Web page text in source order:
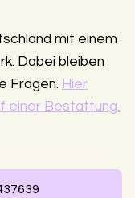
mit einem
Dabei bleiben
Fragen. Hier
einer Bestattung.